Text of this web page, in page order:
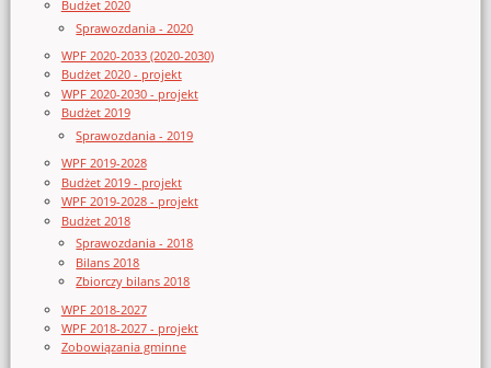
Budżet 2020
Sprawozdania - 2020
WPF 2020-2033 (2020-2030)
Budżet 2020 - projekt
WPF 2020-2030 - projekt
Budżet 2019
Sprawozdania - 2019
WPF 2019-2028
Budżet 2019 - projekt
WPF 2019-2028 - projekt
Budżet 2018
Sprawozdania - 2018
Bilans 2018
Zbiorczy bilans 2018
WPF 2018-2027
WPF 2018-2027 - projekt
Zobowiązania gminne